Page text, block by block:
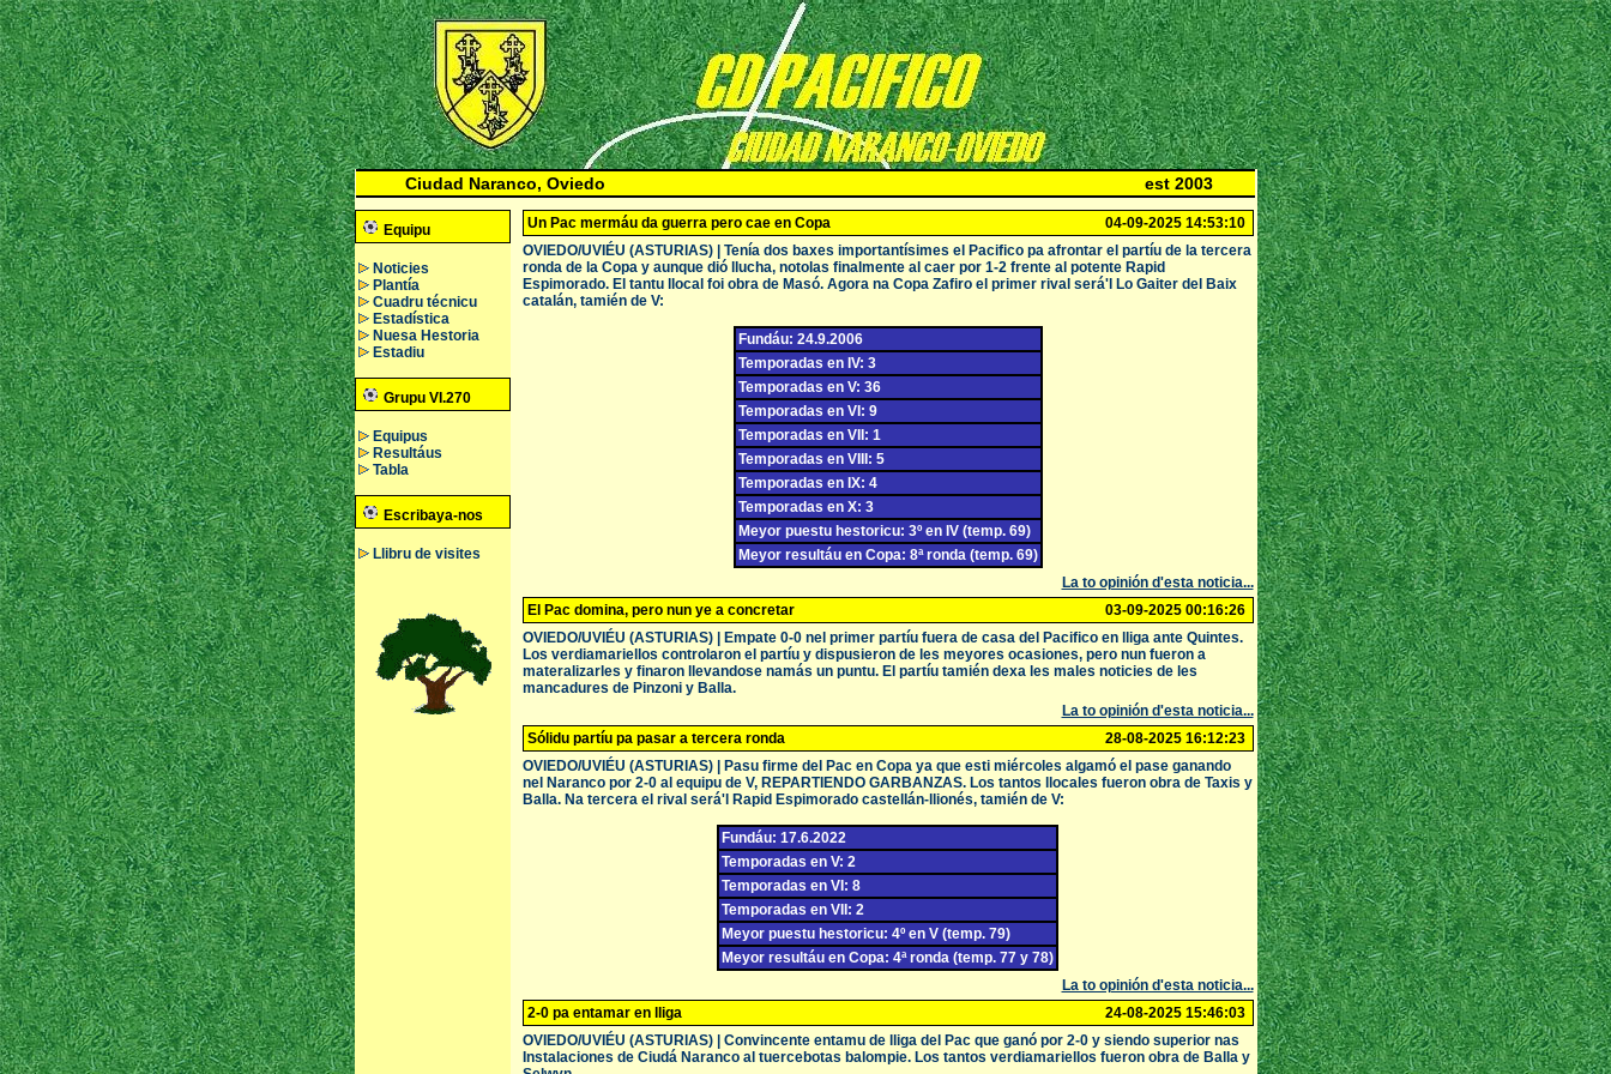
Ciudad Naranco, Oviedo est 2003
Equipu
Noticies
Plantía
Cuadru técnicu
Estadística
Nuesa Hestoria
Estadiu
Grupu VI.270
Equipus
Resultáus
Tabla
Escribaya-nos
Llibru de visites
Un Pac mermáu da guerra pero cae en Copa
04-09-2025 14:53:10
OVIEDO/UVIÉU (ASTURIAS) | Tenía dos baxes importantísimes el Pacifico pa afrontar el partíu de la tercera
ronda de la Copa y aunque dió llucha, notolas finalmente al caer por 1-2 frente al potente Rapid
Espimorado. El tantu llocal foi obra de Masó. Agora na Copa Zafiro el primer rival será'l Lo Gaiter del Baix
catalán, tamién de V:
Fundáu: 24.9.2006
Temporadas en IV: 3
Temporadas en V: 36
Temporadas en VI: 9
Temporadas en VII: 1
Temporadas en VIII: 5
Temporadas en IX: 4
Temporadas en X: 3
Meyor puestu hestoricu: 3º en IV (temp. 69)
Meyor resultáu en Copa: 8ª ronda (temp. 69)
La to opinión d'esta noticia...
El Pac domina, pero nun ye a concretar
03-09-2025 00:16:26
OVIEDO/UVIÉU (ASTURIAS) | Empate 0-0 nel primer partíu fuera de casa del Pacifico en lliga ante Quintes.
Los verdiamariellos controlaron el partíu y dispusieron de les meyores ocasiones, pero nun fueron a
materalizarles y finaron llevandose namás un puntu. El partíu tamién dexa les males noticies de les
mancadures de Pinzoni y Balla.
La to opinión d'esta noticia...
Sólidu partíu pa pasar a tercera ronda
28-08-2025 16:12:23
OVIEDO/UVIÉU (ASTURIAS) | Pasu firme del Pac en Copa ya que esti miércoles algamó el pase ganando
nel Naranco por 2-0 al equipu de V, REPARTIENDO GARBANZAS. Los tantos llocales fueron obra de Taxis y
Balla. Na tercera el rival será'l Rapid Espimorado castellán-llionés, tamién de V:
Fundáu: 17.6.2022
Temporadas en V: 2
Temporadas en VI: 8
Temporadas en VII: 2
Meyor puestu hestoricu: 4º en V (temp. 79)
Meyor resultáu en Copa: 4ª ronda (temp. 77 y 78)
La to opinión d'esta noticia...
2-0 pa entamar en lliga
24-08-2025 15:46:03
OVIEDO/UVIÉU (ASTURIAS) | Convincente entamu de lliga del Pac que ganó por 2-0 y siendo superior nas
Instalaciones de Ciudá Naranco al tuercebotas balompie. Los tantos verdiamariellos fueron obra de Balla y